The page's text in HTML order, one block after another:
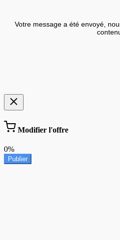
Votre message a été envoyé,
Modifier l'offre
0%
Publier